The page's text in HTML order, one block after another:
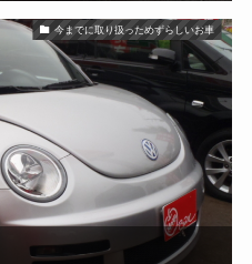
今までに取り扱っためずらしいお車